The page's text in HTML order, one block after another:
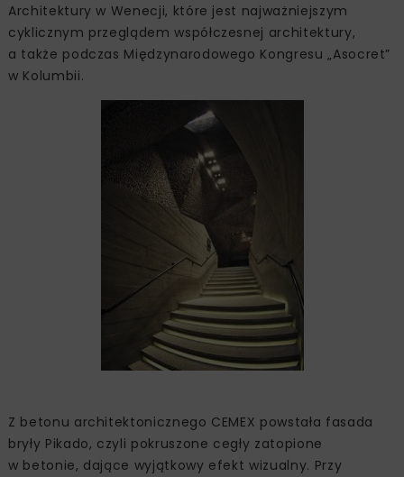
Architektury w Wenecji, które jest najważniejszym
cyklicznym przeglądem współczesnej architektury,
a także podczas Międzynarodowego Kongresu „Asocret”
w Kolumbii.
Z betonu architektonicznego CEMEX powstała fasada
bryły Pikado, czyli pokruszone cegły zatopione
w betonie, dające wyjątkowy efekt wizualny. Przy